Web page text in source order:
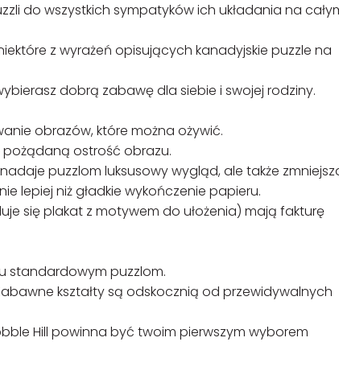
do wszystkich sympatyków ich układania na
z wyrażeń opisujących kanadyjskie puzzle na
dobrą zabawę dla siebie i swojej rodziny.
obrazów, które można ożywić.
ostrość obrazu.
puzzlom luksusowy wygląd, ale także
lepiej niż gładkie wykończenie papieru.
się plakat z motywem do ułożenia) mają fakturę
standardowym puzzlom.
kształty są odskocznią od przewidywalnych
Hill powinna być twoim pierwszym wyborem